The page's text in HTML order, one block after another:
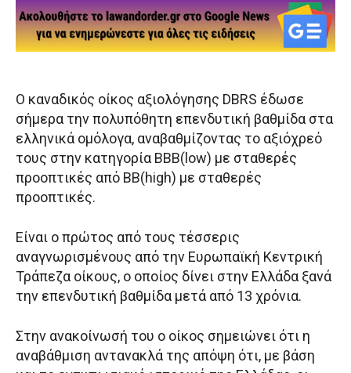
Ο καναδικός οίκος αξιολόγησης DBRS έδωσε
σήμερα την πολυπόθητη επενδυτική βαθμίδα στα
ελληνικά ομόλογα, αναβαθμίζοντας το αξιόχρεό
τους στην κατηγορία ΒΒΒ(low) με σταθερές
προοπτικές από ΒΒ(high) με σταθερές
προοπτικές.
Είναι ο πρώτος από τους τέσσερις
αναγνωρισμένους από την Ευρωπαϊκή Κεντρική
Τράπεζα οίκους, ο οποίος δίνει στην Ελλάδα ξανά
την επενδυτική βαθμίδα μετά από 13 χρόνια.
Στην ανακοίνωσή του ο οίκος σημειώνει ότι η
αναβάθμιση αντανακλά της απόψη ότι, με βάση